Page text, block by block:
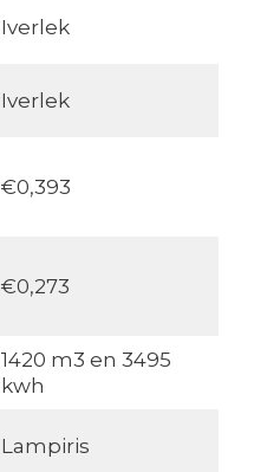
Iverlek
Iverlek
€0,393
€0,273
1420 m3 en 3495
kwh
Lampiris